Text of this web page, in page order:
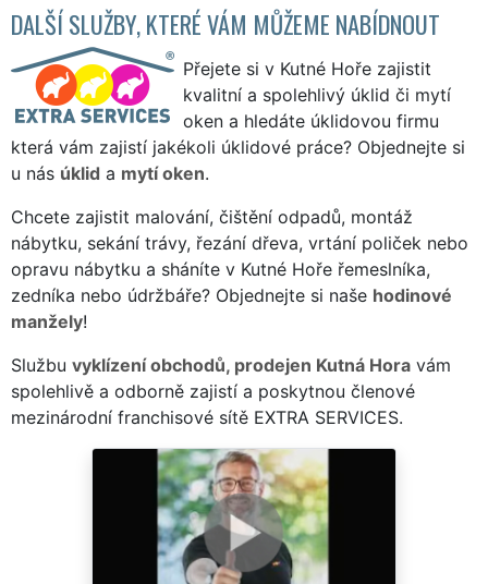
DALŠÍ SLUŽBY, KTERÉ VÁM MŮŽEME NABÍDNOUT
Přejete si v Kutné Hoře zajistit
kvalitní a spolehlivý úklid či mytí
oken a hledáte úklidovou firmu
která vám zajistí jakékoli úklidové práce? Objednejte si
u nás úklid a mytí oken.
Chcete zajistit malování, čištění odpadů, montáž
nábytku, sekání trávy, řezání dřeva, vrtání poliček nebo
opravu nábytku a sháníte v Kutné Hoře řemeslníka,
zedníka nebo údržbáře? Objednejte si naše hodinové
manžely!
Službu vyklízení obchodů, prodejen Kutná Hora vám
spolehlivě a odborně zajistí a poskytnou členové
mezinárodní franchisové sítě EXTRA SERVICES.